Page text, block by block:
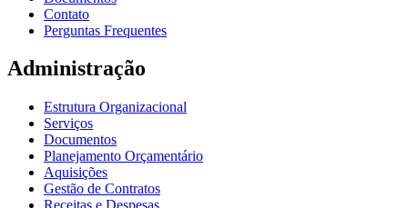
Contato
Perguntas Frequentes
Administração
Estrutura Organizacional
Serviços
Documentos
Planejamento Orçamentário
Aquisições
Gestão de Contratos